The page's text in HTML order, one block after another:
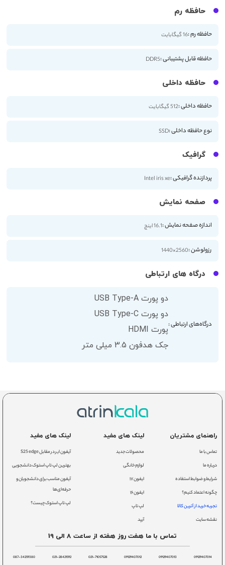
حافظه رم
حافظه رم :16 گیگابایت
حافظه قابل پشتیبانی :DDR5
حافظه داخلی
حافظه داخلی :512 گیگابایت
نوع حافظه داخلی :SSD
گرافیک
پردازنده گرافیکی :Intel iris xe
صفحه نمایش
اندازه صفحه نمایش :16.1 اینچ
رزولوشن :2560×1440
درگاه های ارتباطی
درگاه‌های ارتباطی :
دو پورت USB Type-A
دو پورت USB Type-C
پورت HDMI
جک هدفون 3.5 میلی متر
راهنمای مشتریان
تماس با ما
درباره ما
شرایط و ضوابط استفاده
چگونه اعتماد کنیم؟
تجربه خرید از آترین کالا
نقشه سایت
لینک های مفید
محصولات جدید
لوازم خانگی
ایفون ۱۷
ایفون ۱۶
لپ تاپ
آیپد
لینک های مفید
آیفون ایر در مقابل S25 edge
بهترین لپ تاپ استوک دانشجویی
آیفون مناسب برای دانشجویان و
حرفه‌ای‌ها
لپ تاپ استوک چیست؟
تماس با ما هفت روز هفته از ساعت 8 الی 19
09129407014
09129407013
09129407012
021-71057528
021-28421592
087-34259380